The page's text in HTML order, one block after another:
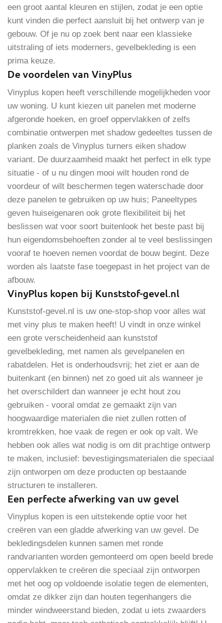
een groot aantal kleuren en stijlen, zodat je een optie
kunt vinden die perfect aansluit bij het ontwerp van je
gebouw. Of je nu op zoek bent naar een klassieke
uitstraling of iets moderners, gevelbekleding is een
prima keuze.
De voordelen van VinyPlus
Vinyplus kopen heeft verschillende mogelijkheden voor
uw woning. U kunt kiezen uit panelen met moderne
afgeronde hoeken, en groef oppervlakken of zelfs
combinatie ontwerpen met shadow gedeeltes tussen de
planken zoals de Vinyplus turners eiken shadow
variant. De duurzaamheid maakt het perfect in elk type
situatie - of u nu dingen mooi wilt houden rond de
voordeur of wilt beschermen tegen waterschade door
deze panelen te gebruiken op uw huis; Paneeltypes
geven huiseigenaren ook grote flexibiliteit bij het
beslissen wat voor soort buitenlook het beste past bij
hun eigendomsbehoeften zonder al te veel beslissingen
vooraf te hoeven nemen voordat de bouw begint. Deze
worden als laatste fase toegepast in het project van de
afbouw.
VinyPlus kopen bij Kunststof-gevel.nl
Kunststof-gevel.nl is uw one-stop-shop voor alles wat
met viny plus te maken heeft! U vindt in onze winkel
een grote verscheidenheid aan kunststof
gevelbekleding, met namen als gevelpanelen en
rabatdelen. Het is onderhoudsvrij; het ziet er aan de
buitenkant (en binnen) net zo goed uit als wanneer je
het overschildert dan wanneer je echt hout zou
gebruiken - vooral omdat ze gemaakt zijn van
hoogwaardige materialen die niet zullen rotten of
kromtrekken, hoe vaak de regen er ook op valt. We
hebben ook alles wat nodig is om dit prachtige ontwerp
te maken, inclusief: bevestigingsmaterialen die speciaal
zijn ontworpen om deze producten op bestaande
structuren te installeren.
Een perfecte afwerking van uw gevel
Vinyplus kopen is een uitstekende optie voor het
creëren van een gladde afwerking van uw gevel. De
bekledingsdelen kunnen samen met ronde
randvarianten worden gemonteerd om open beeld brede
oppervlakken te creëren die speciaal zijn ontworpen
met het oog op voldoende isolatie tegen de elementen,
omdat ze dikker zijn dan houten tegenhangers die
minder windweerstand bieden, zodat u iets zwaarders